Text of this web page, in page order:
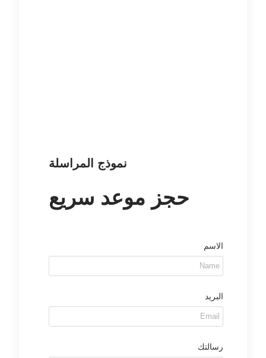
نموذج المراسلة
حجز موعد سريع
الاسم
البريد
رسالتك